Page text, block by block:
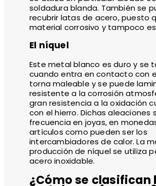
soldadura blanda. También se
recubrir latas de acero, puesto
material corrosivo y tampoco
El níquel
Este metal blanco es duro y se
cuando entra en contacto con
torna maleable y se puede
resistente a la corrosión
gran resistencia a la oxidación
con el hierro. Dichas aleaciones
frecuencia en joyas, en
artículos como pueden ser los
intercambiadores de calor. La
producción de níquel se utiliza
acero inoxidable.
¿Cómo se clasifican